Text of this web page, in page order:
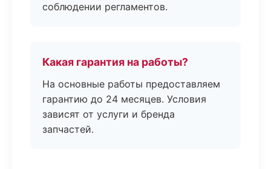
соблюдении регламентов.
Какая гарантия на работы?
На основные работы предоставляем
гарантию до 24 месяцев. Условия
зависят от услуги и бренда
запчастей.